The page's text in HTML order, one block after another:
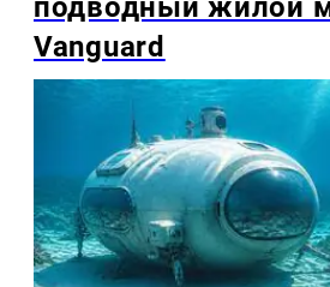
подводный жилой
Vanguard